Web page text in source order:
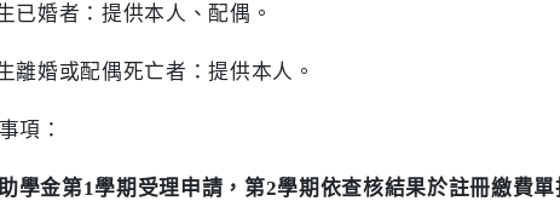
已婚者：提供本人、配偶。
離婚或配偶死亡者：提供本人。
項：
學金第1學期受理申請，第2學期依查核結果於註冊繳費單